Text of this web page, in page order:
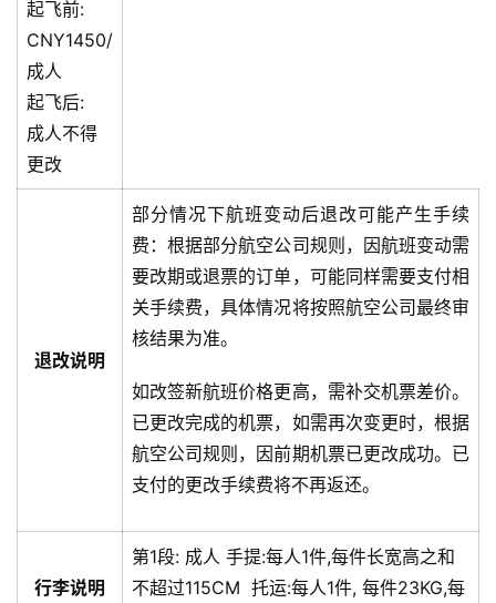
起飞前:
CNY1450/
成人
起飞后:
成人不得
更改
退改说明
部分情况下航班变动后退改可能产生手续
费：根据部分航空公司规则，因航班变动需
要改期或退票的订单，可能同样需要支付相
关手续费，具体情况将按照航空公司最终审
核结果为准。
如改签新航班价格更高，需补交机票差价。
已更改完成的机票，如需再次变更时，根据
航空公司规则，因前期机票已更改成功。已
支付的更改手续费将不再返还。
行李说明
第1段: 成人 手提:每人1件,每件长宽高之和
不超过115CM 托运:每人1件, 每件23KG,每